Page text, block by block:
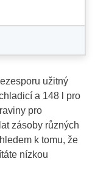
užitný
a 148 l pro
pro
zásoby různých
k tomu, že
nízkou